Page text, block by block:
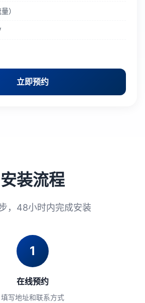
）
立即预约
安装流程
，48小时内完成安装
1
在线预约
填写地址和联系方式